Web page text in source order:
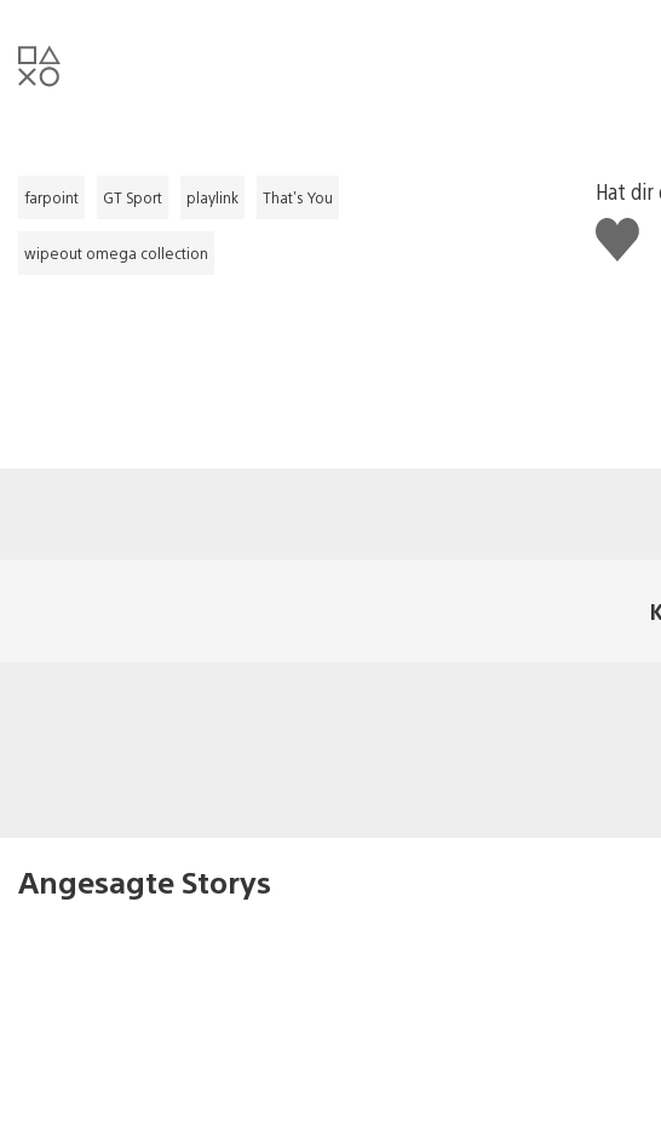
farpoint GT Sport playlink That's You
wipeout omega collection
Hat dir
Gefällt
mir
Angesagte Storys